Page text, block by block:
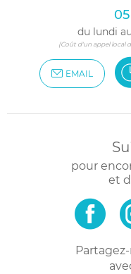
du lundi
(Coût d'un appel local
EMAIL
pour
et